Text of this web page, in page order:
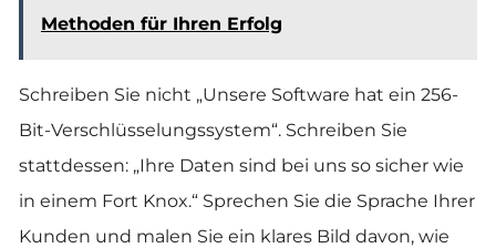
Methoden für Ihren Erfolg
Schreiben Sie nicht „Unsere Software hat ein 256-
Bit-Verschlüsselungssystem“. Schreiben Sie
stattdessen: „Ihre Daten sind bei uns so sicher wie
in einem Fort Knox.“ Sprechen Sie die Sprache Ihrer
Kunden und malen Sie ein klares Bild davon, wie